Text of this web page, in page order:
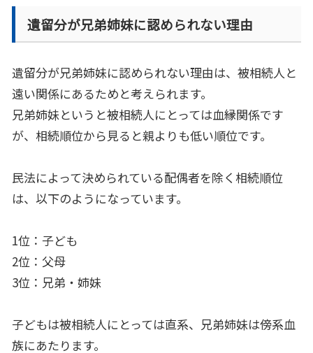
遺留分が兄弟姉妹に認められない理由
遺留分が兄弟姉妹に認められない理由は、被相続人と
遠い関係にあるためと考えられます。
兄弟姉妹というと被相続人にとっては血縁関係です
が、相続順位から見ると親よりも低い順位です。
民法によって決められている配偶者を除く相続順位
は、以下のようになっています。
1位：子ども
2位：父母
3位：兄弟・姉妹
子どもは被相続人にとっては直系、兄弟姉妹は傍系血
族にあたります。